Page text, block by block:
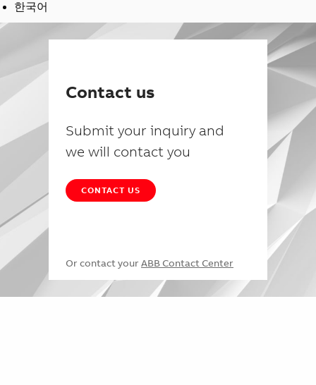
한국어
Contact us
Submit your inquiry and
we will contact you
CONTACT US
Or contact your ABB Contact Center